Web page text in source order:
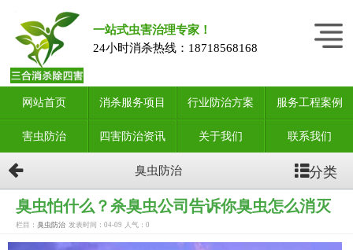
一站式虫害治理专家！
24小时消杀热线： 18718568168
网站首页 消杀服务项目 行业防治方案 服务工程案例
害虫防治 四害防治资讯 关于我们 联系我们
臭虫防治 分类
臭虫怕什么？杀臭虫公司告诉你臭虫怎么消灭
栏目： 臭虫防治 发表时间：04-09 人气： 0